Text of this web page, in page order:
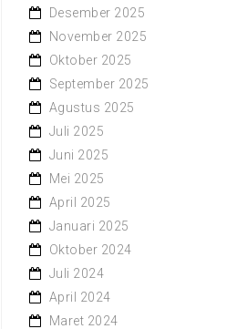
Desember 2025
November 2025
Oktober 2025
September 2025
Agustus 2025
Juli 2025
Juni 2025
Mei 2025
April 2025
Januari 2025
Oktober 2024
Juli 2024
April 2024
Maret 2024